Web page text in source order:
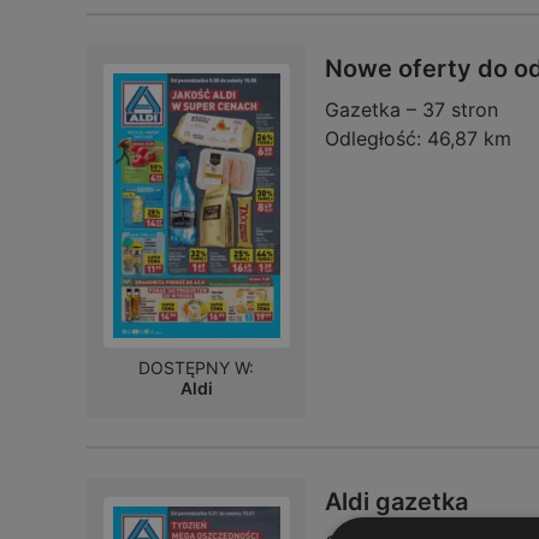
Nowe oferty do
Gazetka – 37 stron
Odległość: 46,87 km
DOSTĘPNY W:
Aldi
Aldi gazetka